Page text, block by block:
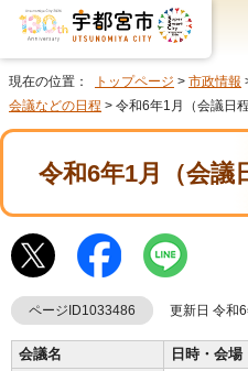
現在の位置： トップページ > 市政情報
会議などの日程 > 令和6年1月（会議日程
令和6年1月（会議
ページID1033486 更新日 令和6
会議名
日時・会場